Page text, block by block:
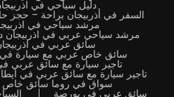
دليل سياحي في
السفر في أذربيجان براحة – حجز
مرشد سياحي في
مرشد سياحي عربي في اذربيجان
سائق عربي في
سائق خاص عربي مع سيارة في
تاجير سيارة مع سائق عربي
تاجير سيارة مع سائق عربي في
سواق في روما سائق خاص
سائق عربي في بورصة